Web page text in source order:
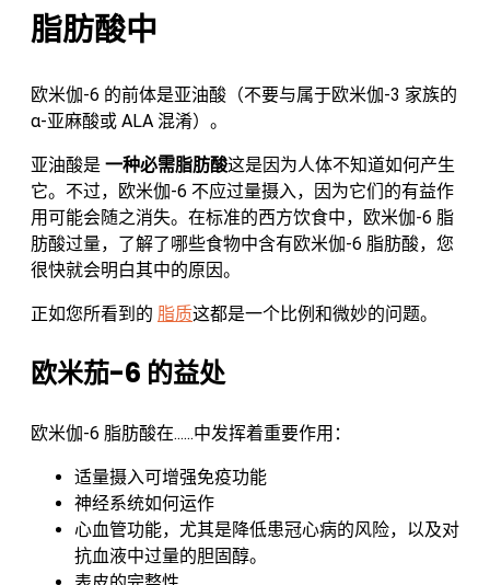
脂肪酸中
欧米伽-6 的前体是亚油酸（不要与属于欧米伽-3 家族的
α-亚麻酸或 ALA 混淆）。
亚油酸是 一种必需脂肪酸这是因为人体不知道如何产生
它。不过，欧米伽-6 不应过量摄入，因为它们的有益作
用可能会随之消失。在标准的西方饮食中，欧米伽-6 脂
肪酸过量，了解了哪些食物中含有欧米伽-6 脂肪酸，您
很快就会明白其中的原因。
正如您所看到的 脂质这都是一个比例和微妙的问题。
欧米茄-6 的益处
欧米伽-6 脂肪酸在......中发挥着重要作用：
适量摄入可增强免疫功能
神经系统如何运作
心血管功能，尤其是降低患冠心病的风险，以及对
抗血液中过量的胆固醇。